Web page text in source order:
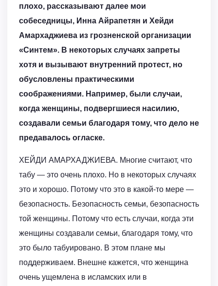
плохо, рассказывают далее мои
собеседницы, Инна Айрапетян и Хейди
Амархаджиева из грозненской организации
«Синтем». В некоторых случаях запреты
хотя и вызывают внутренний протест, но
обусловлены практическими
соображениями. Например, были случаи,
когда женщины, подвергшиеся насилию,
создавали семьи благодаря тому, что дело не
предавалось огласке.
ХЕЙДИ АМАРХАДЖИЕВА. Многие считают, что
табу — это очень плохо. Но в некоторых случаях
это и хорошо. Потому что это в какой-то мере —
безопасность. Безопасность семьи, безопасность
той женщины. Потому что есть случаи, когда эти
женщины создавали семьи, благодаря тому, что
это было табуировано. В этом плане мы
поддерживаем. Внешне кажется, что женщина
очень ущемлена в исламских или в